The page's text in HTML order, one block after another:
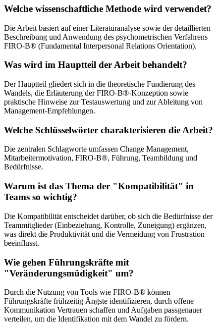
Welche wissenschaftliche Methode wird verwendet?
Die Arbeit basiert auf einer Literaturanalyse sowie der detaillierten
Beschreibung und Anwendung des psychometrischen Verfahrens
FIRO-B® (Fundamental Interpersonal Relations Orientation).
Was wird im Hauptteil der Arbeit behandelt?
Der Hauptteil gliedert sich in die theoretische Fundierung des
Wandels, die Erläuterung der FIRO-B®-Konzeption sowie
praktische Hinweise zur Testauswertung und zur Ableitung von
Management-Empfehlungen.
Welche Schlüsselwörter charakterisieren die Arbeit?
Die zentralen Schlagworte umfassen Change Management,
Mitarbeitermotivation, FIRO-B®, Führung, Teambildung und
Bedürfnisse.
Warum ist das Thema der "Kompatibilität" in
Teams so wichtig?
Die Kompatibilität entscheidet darüber, ob sich die Bedürfnisse der
Teammitglieder (Einbeziehung, Kontrolle, Zuneigung) ergänzen,
was direkt die Produktivität und die Vermeidung von Frustration
beeinflusst.
Wie gehen Führungskräfte mit
"Veränderungsmüdigkeit" um?
Durch die Nutzung von Tools wie FIRO-B® können
Führungskräfte frühzeitig Ängste identifizieren, durch offene
Kommunikation Vertrauen schaffen und Aufgaben passgenauer
verteilen, um die Identifikation mit dem Wandel zu fördern.